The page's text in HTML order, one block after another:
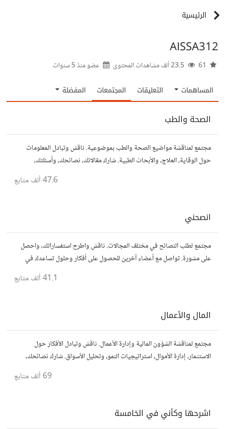
الرئيسية
AISSA312
عضو منذ5 سنوات
المساهمات التعليقات المجتمعات المفضلة
الصحة والطب
مجتمع لمناقشة مواضيع الصحة والطب بموضوعية. ناقش وتبادل المعلومات
حول الوقاية، العلاج، والأبحاث الطبية. شارك مقالاتك، نصائحك، وأسئلتك،
47.6 ألف متابع
انصحني
مجتمع لطلب النصائح في مختلف المجالات. ناقش واطرح استفساراتك، واحصل
على مشورة. تواصل مع أعضاء آخرين للحصول على أفكار وحلول تساعدك في
41.1 ألف متابع
المال والأعمال
مجتمع لمناقشة الشؤون المالية وإدارة الأعمال. ناقش وتبادل الأفكار حول
الاستثمار، إدارة الأموال، استراتيجيات النمو، وتحليل الأسواق. شارك نصائحك،
69 ألف متابع
اشرحها وكأني في الخامسة